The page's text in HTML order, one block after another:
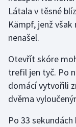
Gymnastika
Házená
Jezdectví
Judo
Látala v těsné
Kämpf, jenž
nenašel.
Otevřít skóre
trefil jen tyč. Po
domácí vytvořili
dvěma
Po 33